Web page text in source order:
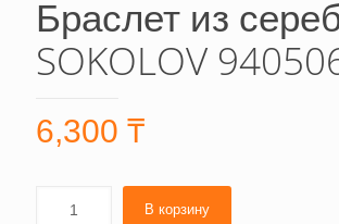
Браслет из
SOKOLOV
6,300 ₸
В корзину